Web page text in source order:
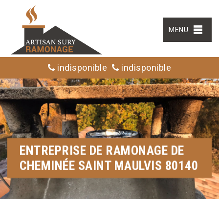
MENU
indisponible indisponible
ENTREPRISE DE RAMONAGE DE
CHEMINÉE SAINT MAULVIS 80140